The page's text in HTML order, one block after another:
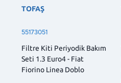
TOFAŞ
55173051
Filtre Kiti Periyodik Bakım
Seti 1.3 Euro4 - Fiat
Fiorino Linea Doblo